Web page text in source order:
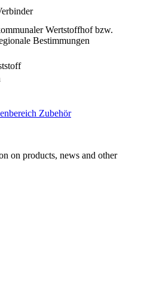
Wertstoffhof bzw.
Bestimmungen
Zubehör
on products, news and other